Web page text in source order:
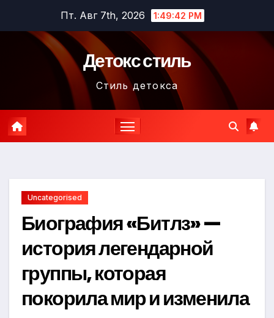
содержимому
Пт. Авг 7th, 2026 1:49:43 PM
Детокс стиль
Стиль детокса
Uncategorised
Биография «Битлз» —
история легендарной
группы, которая
покорила мир и изменила